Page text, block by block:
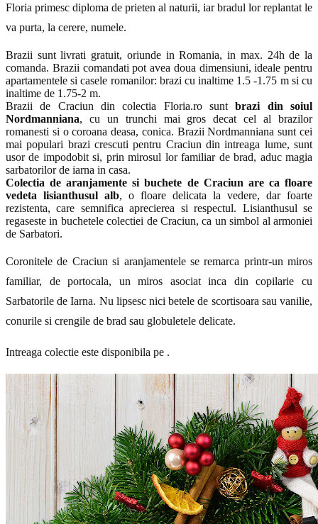
Floria primesc diploma de prieten al naturii, iar bradul lor replantat le
va purta, la cerere, numele.
Brazii sunt livrati gratuit, oriunde in Romania, in max. 24h de la
comanda. Brazii comandati pot avea doua dimensiuni, ideale pentru
apartamentele si casele romanilor: brazi cu inaltime 1.5 -1.75 m si cu
inaltime de 1.75-2 m.
Brazii de Craciun din colectia Floria.ro suntbrazi din soiul
Nordmanniana, cu un trunchi mai gros decat cel al brazilor
romanesti si o coroana deasa, conica. Brazii Nordmanniana sunt cei
mai populari brazi crescuti pentru Craciun din intreaga lume, sunt
usor de impodobit si, prin mirosul lor familiar de brad, aduc magia
sarbatorilor de iarna in casa.
Colectia de aranjamente si buchete de Craciun are ca floare
vedeta lisianthusul alb, o floare delicata la vedere, dar foarte
rezistenta, care semnifica aprecierea si respectul. Lisianthusul se
regaseste in buchetele colectiei de Craciun, ca un simbol al armoniei
de Sarbatori.
Coronitele de Craciun si aranjamentele se remarca printr-un miros
familiar, de portocala, un miros asociat inca din copilarie cu
Sarbatorile de Iarna. Nu lipsesc nici betele de scortisoara sau vanilie,
conurile si crengile de brad sau globuletele delicate.
Intreaga colectie este disponibila pe .